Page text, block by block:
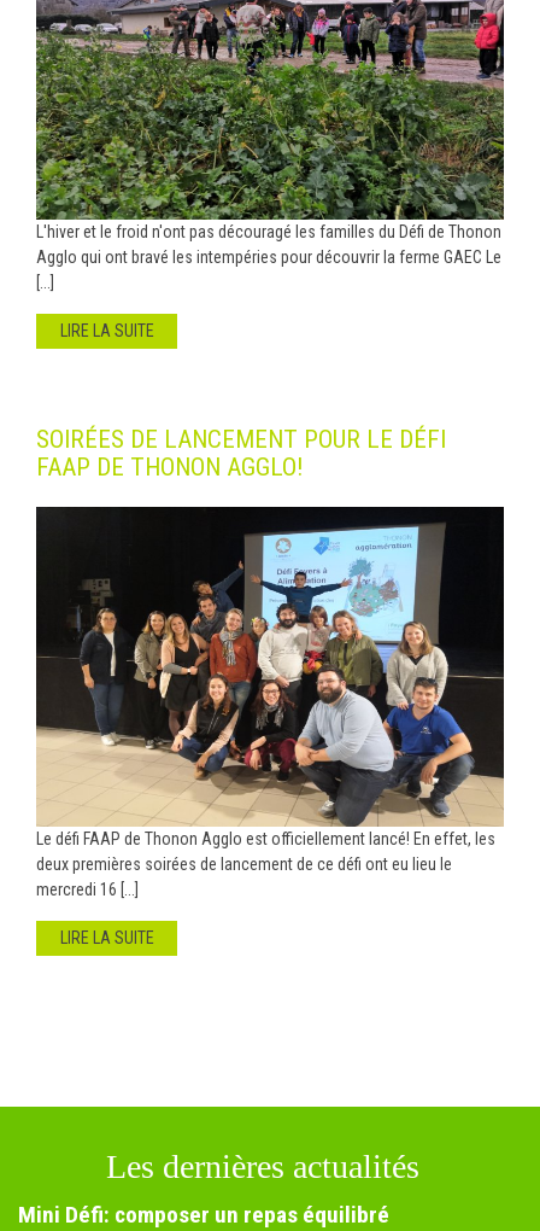
L'hiver et le froid n'ont pas découragé les familles du Défi de Thonon
Agglo qui ont bravé les intempéries pour découvrir la ferme GAEC Le
[...]
LIRE LA SUITE
SOIRÉES DE LANCEMENT POUR LE DÉFI
FAAP DE THONON AGGLO!
Le défi FAAP de Thonon Agglo est officiellement lancé! En effet, les
deux premières soirées de lancement de ce défi ont eu lieu le
mercredi 16 [...]
LIRE LA SUITE
Les dernières actualités
Mini Défi: composer un repas équilibré